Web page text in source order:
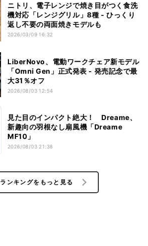
ニトリ、電子レンジで焼き目がつく食洗
機対応「レンジグリル」8種 - ひっくり
返し不要の両面焼きモデルも
2026/03/09 16:32
LiberNovo、電動ワークチェア新モデル
「Omni Gen」正式発表 - 発売記念で最
大31％オフ
2026/08/03 12:54
見た目のインパクト絶大！ Dreame、
新趣向の羽根なし扇風機「Dreame
MF10」
2026/08/03 21:38
ランキングをもっと見る